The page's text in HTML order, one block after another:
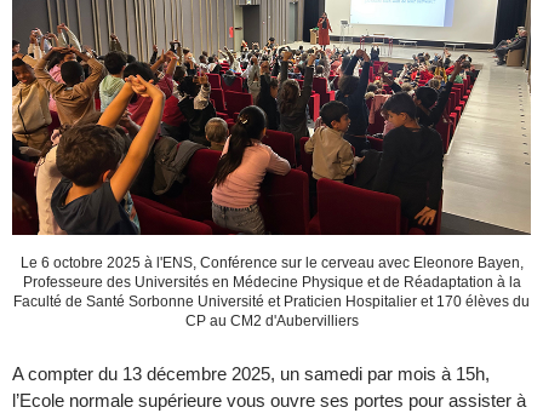
Le 6 octobre 2025 à l'ENS, Conférence sur le cerveau avec Eleonore Bayen,
Professeure des Universités en Médecine Physique et de Réadaptation à la
Faculté de Santé Sorbonne Université et Praticien Hospitalier et 170 élèves du
CP au CM2 d'Aubervilliers
A compter du 13 décembre 2025, un samedi par mois à 15h,
l’Ecole normale supérieure vous ouvre ses portes pour assister à